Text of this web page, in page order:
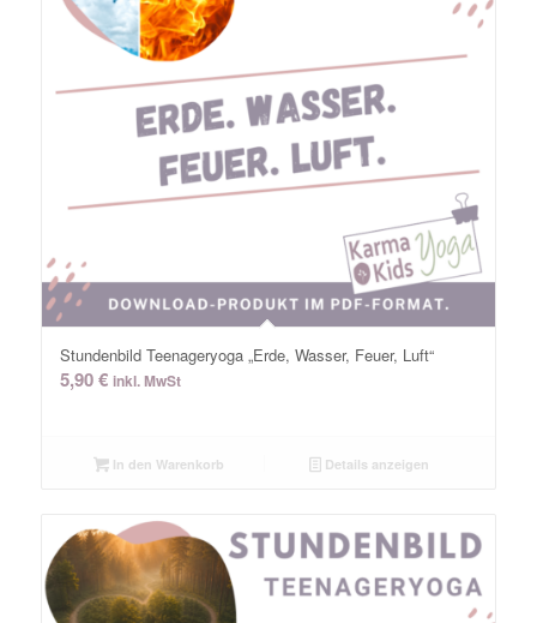
Stundenbild Teenageryoga „Erde, Wasser, Feuer, Luft“
5,90€ inkl. MwSt
In den Warenkorb Details anzeigen